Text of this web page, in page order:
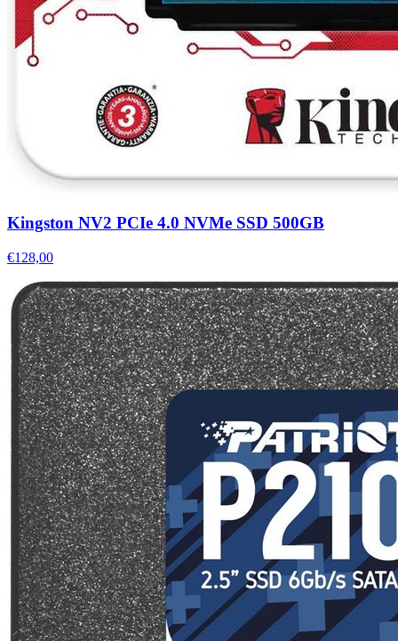
Kingston NV2 PCIe 4.0 NVMe SSD 500GB
€128,00